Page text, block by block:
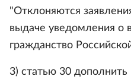
"Отклоняются
выдаче уведомления о
гражданство
3) статью 30